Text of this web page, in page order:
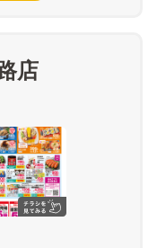
店